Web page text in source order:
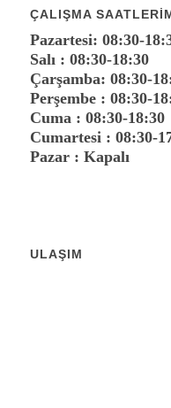
ÇALIŞMA
Pazartesi: 08:30-
Salı : 08:30-18:30
Çarşamba: 08:30-
Perşembe : 08:30-
Cuma : 08:30-18:30
Cumartesi : 08:30-
Pazar : Kapalı
ULAŞIM